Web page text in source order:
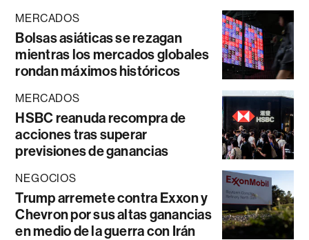
MERCADOS
Bolsas asiáticas se rezagan
mientras los mercados globales
rondan máximos históricos
MERCADOS
HSBC reanuda recompra de
acciones tras superar
previsiones de ganancias
NEGOCIOS
Trump arremete contra Exxon y
Chevron por sus altas ganancias
en medio de la guerra con Irán